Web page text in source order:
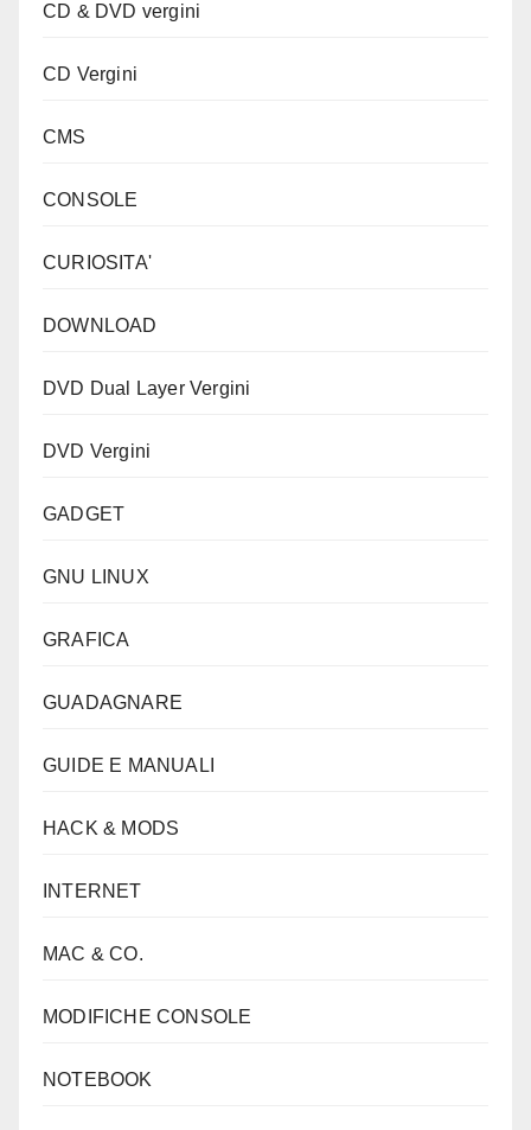
CD & DVD vergini
CD Vergini
CMS
CONSOLE
CURIOSITA'
DOWNLOAD
DVD Dual Layer Vergini
DVD Vergini
GADGET
GNU LINUX
GRAFICA
GUADAGNARE
GUIDE E MANUALI
HACK & MODS
INTERNET
MAC & CO.
MODIFICHE CONSOLE
NOTEBOOK